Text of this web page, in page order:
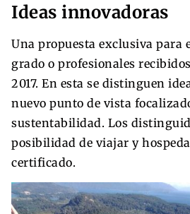
Ideas innovadoras
Una propuesta exclusiva para
grado o profesionales
2017. En esta se distinguen
nuevo punto de vista
sustentabilidad. Los
posibilidad de viajar y
certificado.